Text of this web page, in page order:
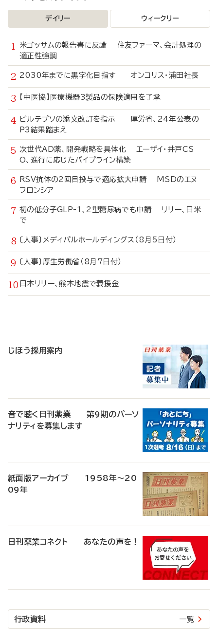
デイリー ウィークリー
米ゴッサムの報告書に反論 住友ファーマ、会計処理の
適正性強調
2030年までに黒字化目指す オンコリス・浦田社長
【中医協】医療機器3製品の保険適用を了承
ビルテプソの添文改訂を指示 厚労省、24年公表の
P3結果踏まえ
次世代AD薬、開発戦略を具体化 エーザイ・井戸CS
O、進行に応じたパイプライン構築
RSV抗体の2回目投与で適応拡大申請 MSDのエヌ
フロンシア
初の低分子GLP-1、2型糖尿病でも申請 リリー、日米
で
〔人事〕メディパルホールディングス（8月5日付）
〔人事〕厚生労働省（8月7日付）
日本リリー、熊本地震で義援金
じほう採用案内
音で聴く日刊薬業 第9期のパーソ
ナリティを募集します
紙面版アーカイブ 1958年～20
09年
日刊薬業コネクト あなたの声を！
行政資料 一覧